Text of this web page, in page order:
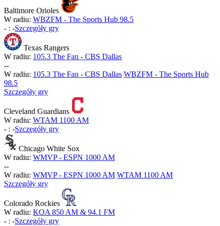
Baltimore Orioles
W radiu: WBZFM - The Sports Hub 98.5
- : -Szczegóły gry
Texas Rangers
W radiu: 105.3 The Fan - CBS Dallas
--
W radiu: 105.3 The Fan - CBS Dallas WBZFM - The Sports Hub
98.5
Szczegóły gry
Cleveland Guardians
W radiu: WTAM 1100 AM
- : -Szczegóły gry
Chicago White Sox
W radiu: WMVP - ESPN 1000 AM
--
W radiu: WMVP - ESPN 1000 AM WTAM 1100 AM
Szczegóły gry
Colorado Rockies
W radiu: KOA 850 AM & 94.1 FM
- : -Szczegóły gry